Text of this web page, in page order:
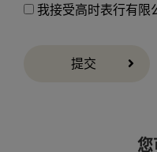
我接受高时表行有限
提交
您